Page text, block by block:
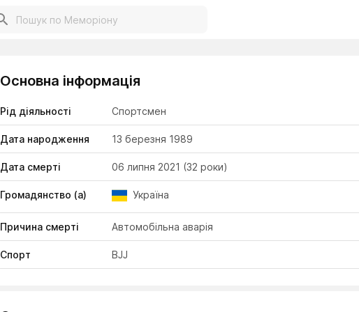
Основна інформація
Рід діяльності Спортсмен
Дата народження 13 березня 1989
Дата смерті 06 липня 2021 (32 роки)
Громадянство (а) Україна
Причина смерті Автомобільна аварія
Спорт BJJ